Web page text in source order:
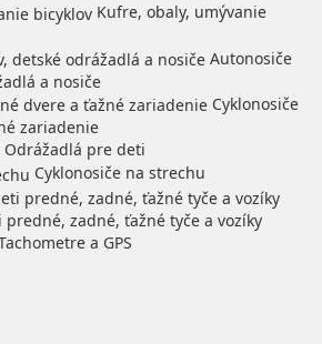
Kufre, obaly, umývanie
Autonosiče
a nosiče
Cyklonosiče
zariadenie
Odrážadlá pre deti
Cyklonosiče na strechu
predné, zadné, ťažné tyče a vozíky
a GPS